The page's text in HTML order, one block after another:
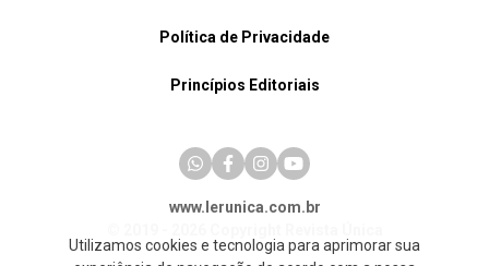
Política de Privacidade
Princípios Editoriais
www.lerunica.com.br
Utilizamos cookies e tecnologia para aprimorar sua